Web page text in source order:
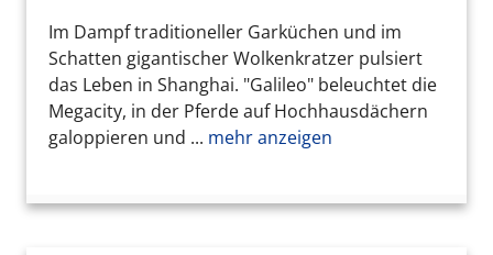
Im Dampf traditioneller Garküchen und im
Schatten gigantischer Wolkenkratzer pulsiert
das Leben in Shanghai. "Galileo" beleuchtet die
Megacity, in der Pferde auf Hochhausdächern
galoppieren und ... mehr anzeigen